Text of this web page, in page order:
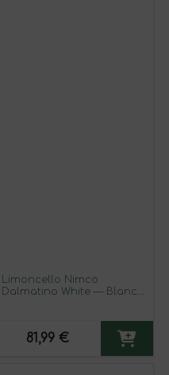
Limoncello Nimco
Dalmatino White — Blanco
81,99 €